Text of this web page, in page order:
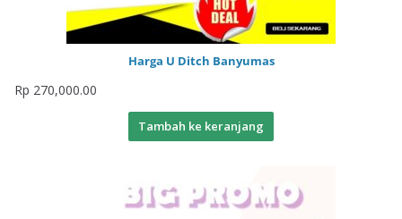
Harga U Ditch Banyumas
Rp 270,000.00
Tambah ke keranjang